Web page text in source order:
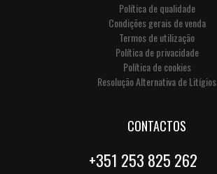
Política de qualidade
Condições gerais de venda
Termos de utilização
Política de privacidade
Política de cookies
Resolução Alternativa de Litígios
CONTACTOS
+351 253 825 262